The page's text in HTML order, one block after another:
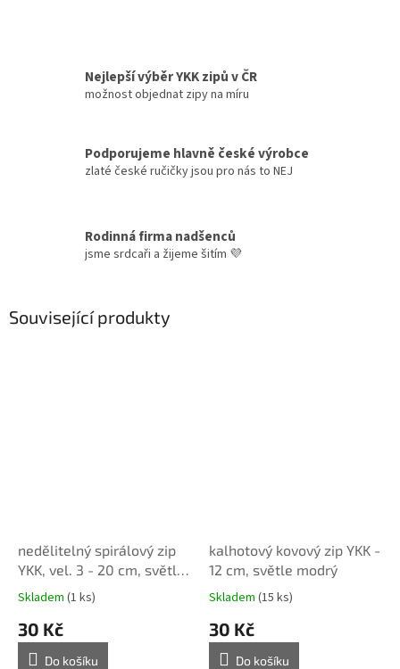
Nejlepší výběr YKK zipů v ČR
možnost objednat zipy na míru
Podporujeme hlavně české výrobce
zlaté české ručičky jsou pro nás to NEJ
Rodinná firma nadšenců
jsme srdcaři a žijeme šitím 💜
Související produkty
nedělitelný spirálový zip
YKK, vel. 3 - 20 cm, světle
modrá
Skladem (1 ks)
30 Kč
Do košíku
kalhotový kovový zip YKK -
12 cm, světle modrý
Skladem (15 ks)
30 Kč
Do košíku